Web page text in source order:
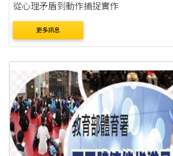
從心理矛盾到動作捕捉實作
更多訊息